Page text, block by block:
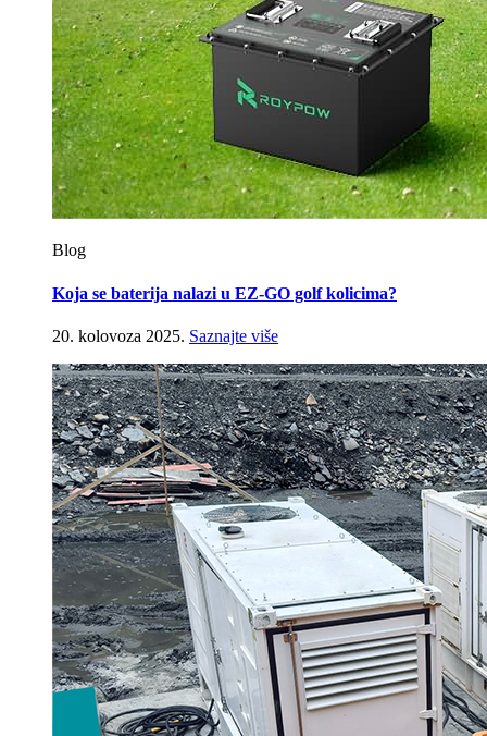
Blog
Koja se baterija nalazi u EZ-GO golf kolicima?
20. kolovoza 2025. Saznajte više